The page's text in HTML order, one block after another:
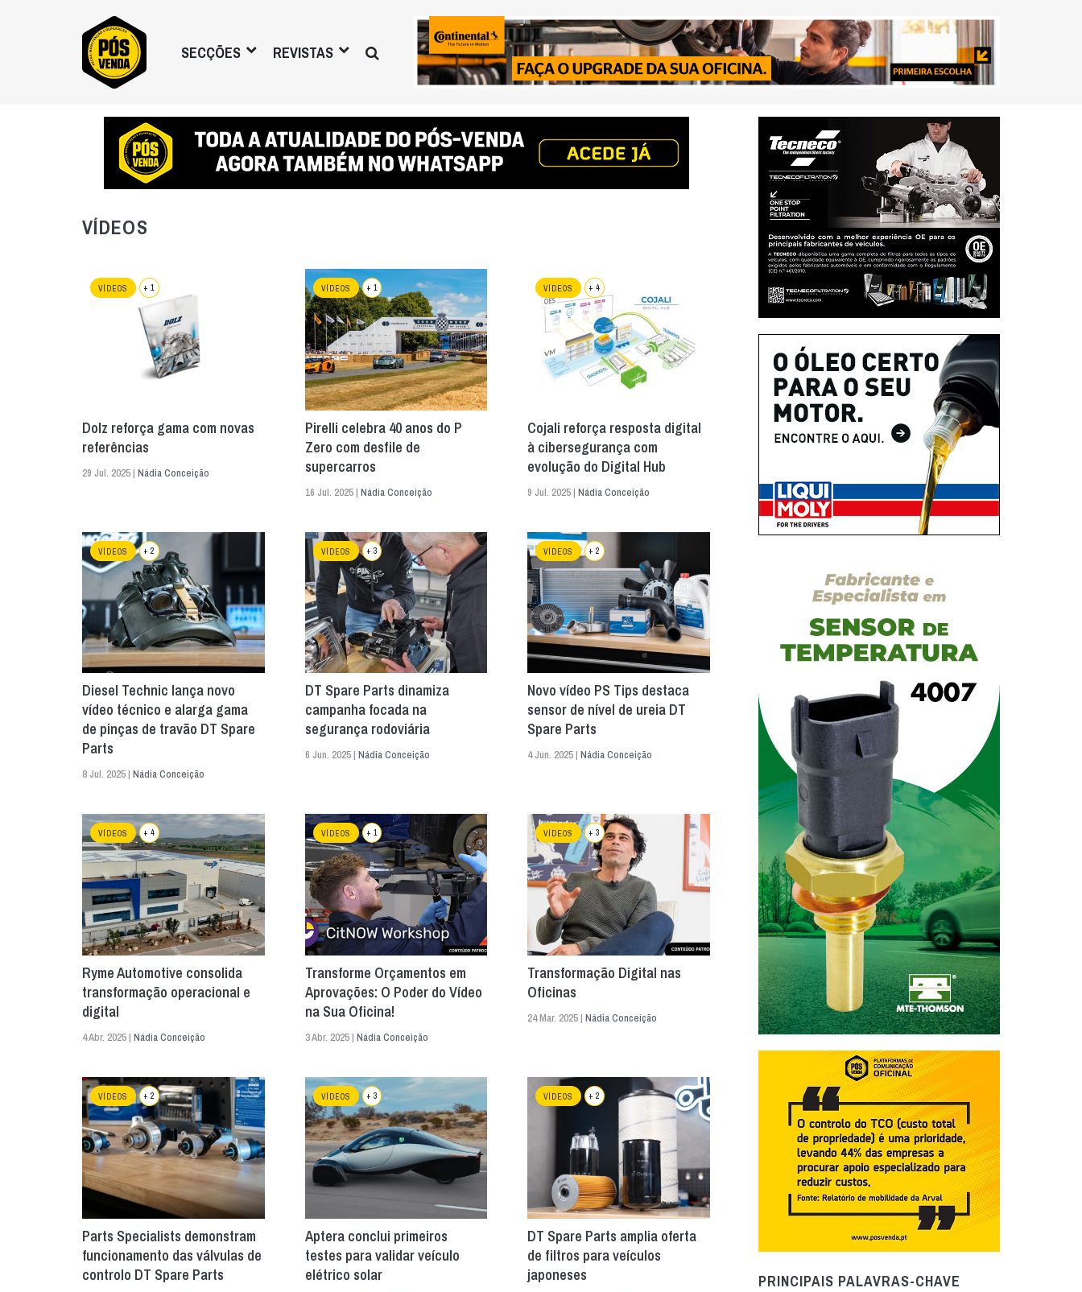
SECÇÕES REVISTAS
VÍDEOS
VÍDEOS + 1
Dolz reforça gama com novas
referências
29 Jul. 2025 | Nádia Conceição
VÍDEOS + 1
Pirelli celebra 40 anos do P
Zero com desfile de
supercarros
16 Jul. 2025 | Nádia Conceição
VÍDEOS + 4
Cojali reforça resposta digital
à cibersegurança com
evolução do Digital Hub
9 Jul. 2025 |Nádia Conceição
VÍDEOS + 2
Diesel Technic lança novo
vídeo técnico e alarga gama
de pinças de travão DT Spare
Parts
8 Jul. 2025 | Nádia Conceição
VÍDEOS + 3
DT Spare Parts dinamiza
campanha focada na
segurança rodoviária
6 Jun. 2025 | Nádia Conceição
VÍDEOS + 2
Novo vídeo PS Tips destaca
sensor de nível de ureia DT
Spare Parts
4 Jun. 2025 |Nádia Conceição
VÍDEOS + 4
Ryme Automotive consolida
transformação operacional e
digital
4 Abr. 2025 | Nádia Conceição
VÍDEOS + 1
Transforme Orçamentos em
Aprovações: O Poder do Vídeo
na Sua Oficina!
3 Abr. 2025 | Nádia Conceição
VÍDEOS + 3
Transformação Digital nas
Oficinas
24 Mar. 2025 |Nádia Conceição
VÍDEOS + 2
Parts Specialists demonstram
funcionamento das válvulas de
controlo DT Spare Parts
VÍDEOS + 3
Aptera conclui primeiros
testes para validar veículo
elétrico solar
VÍDEOS + 2
DT Spare Parts amplia oferta
de filtros para veículos
japoneses
PRINCIPAIS PALAVRAS-CHAVE